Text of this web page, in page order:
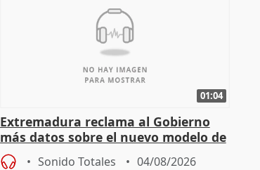
01:04
Extremadura reclama al Gobierno
más datos sobre el nuevo modelo de
financiación
Sonido Totales 04/08/2026